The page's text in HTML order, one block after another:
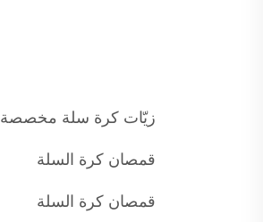
زيّات كرة سلة مخصصة
قمصان كرة السلة
قمصان كرة السلة